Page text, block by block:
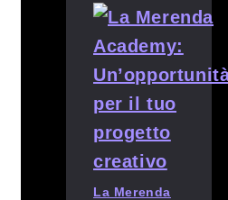
La Merenda